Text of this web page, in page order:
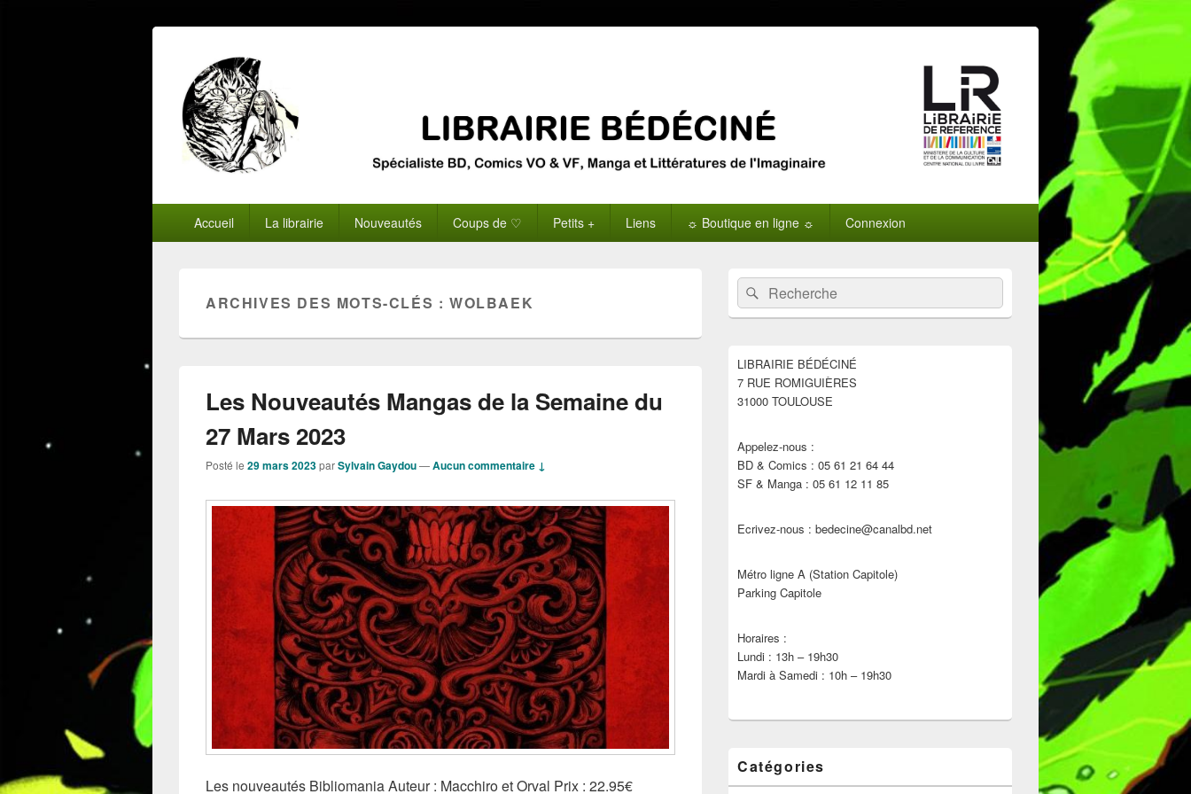
principalAccueil La librairie Nouveautés Coups de ♡ Petits + Liens ☼ Boutique en ligne ☼ Connexion
ARCHIVES DES MOTS-CLÉS :WOLBAEK
Les Nouveautés Mangas de la Semaine du
27 Mars 2023
Posté le 29 mars 2023parSylvain Gaydou—Aucun commentaire ↓
Les nouveautés Bibliomania Auteur : Macchiro et Orval Prix : 22.95€
Zone
principale
de
widget
barre
latérale
Recherche :Rechercher
LIBRAIRIE BÉDÉCINÉ
7 RUE ROMIGUIÈRES
31000 TOULOUSE
Appelez-nous :
BD & Comics : 05 61 21 64 44
SF & Manga : 05 61 12 11 85
Ecrivez-nous : bedecine@canalbd.net
Métro ligne A (Station Capitole)
Parking Capitole
Horaires :
Lundi : 13h – 19h30
Mardi à Samedi : 10h – 19h30
Catégories